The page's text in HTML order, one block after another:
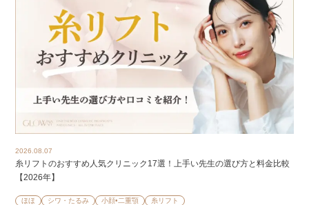
2026.08.07
糸リフトのおすすめ人気クリニック17選！上手い先生の選び方と料金比較
【2026年】
ほほ シワ・たるみ 小顔•二重顎 糸リフト